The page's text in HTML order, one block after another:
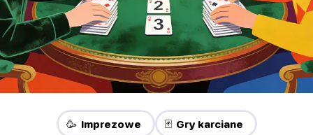
🥳 Imprezowe 🃏 Gry karciane